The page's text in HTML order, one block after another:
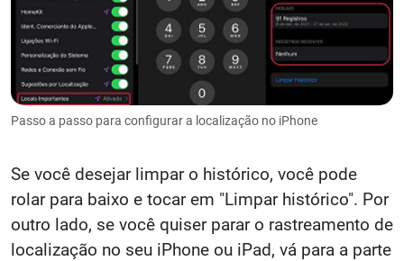
Passo a passo para configurar a localização no iPhone
Se você desejar limpar o histórico, você pode
rolar para baixo e tocar em "Limpar histórico". Por
outro lado, se você quiser parar o rastreamento de
localização no seu iPhone ou iPad, vá para a parte